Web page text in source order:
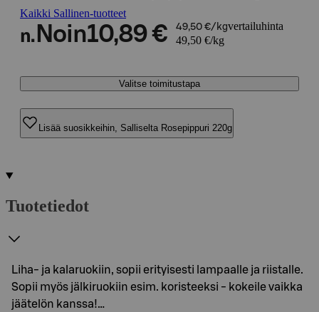
Kaikki Sallinen-tuotteet
n. Noin10,89 € 49,50 €/kgvertailuhinta
49,50 €/kg
Valitse toimitustapa
Lisää suosikkeihin, Salliselta Rosepippuri 220g
Tuotetiedot
Liha- ja kalaruokiin, sopii erityisesti lampaalle ja riistalle.
Sopii myös jälkiruokiin esim. koristeeksi - kokeile vaikka
jäätelön kanssa!…